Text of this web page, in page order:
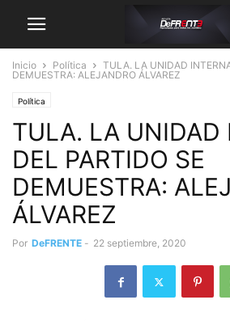
Inicio Política
TULA. LA UNIDAD
DEMUESTRA: ALEJANDRO ÁLVAREZ
Política
TULA. LA UNIDAD
DEL PARTIDO SE
DEMUESTRA:
ÁLVAREZ
Por DeFRENTE - 22 septiembre, 2020